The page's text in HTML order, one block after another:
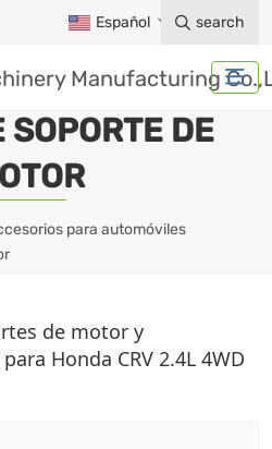
Español search
SOPORTE DE
para automóviles
de motor y
Honda CRV 2.4L 4WD